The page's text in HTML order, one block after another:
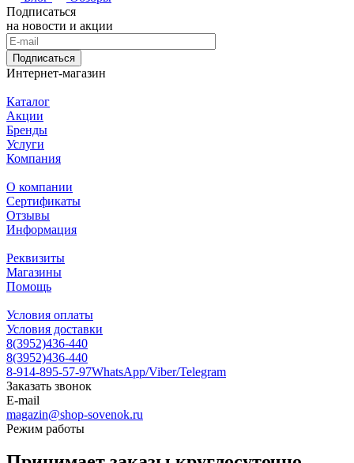
Подписаться
на новости и акции
Подписаться
Интернет-магазин
Каталог
Акции
Бренды
Услуги
Компания
О компании
Сертификаты
Отзывы
Информация
Реквизиты
Магазины
Помощь
Условия оплаты
Условия доставки
8(3952)436-440
8(3952)436-440
8-914-895-57-97WhatsApp/Viber/Telegram
Заказать звонок
E-mail
magazin@shop-sovenok.ru
Режим работы